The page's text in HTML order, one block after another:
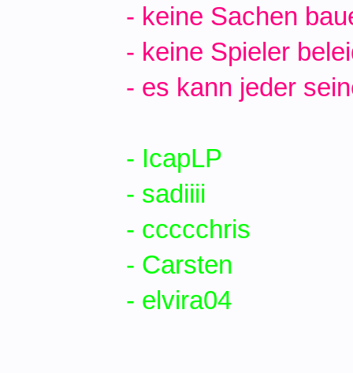
- keine Sachen
- keine Spieler
- es kann jeder
- IcapLP
- sadiiii
- ccccchris
- Carsten
- elvira04